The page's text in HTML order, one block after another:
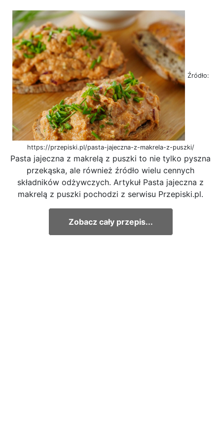
Źródło:
https://przepiski.pl/pasta-jajeczna-z-makrela-z-puszki/
Pasta jajeczna z makrelą z puszki to nie tylko pyszna
przekąska, ale również źródło wielu cennych
składników odżywczych. Artykuł Pasta jajeczna z
makrelą z puszki pochodzi z serwisu Przepiski.pl.
Zobacz cały przepis...